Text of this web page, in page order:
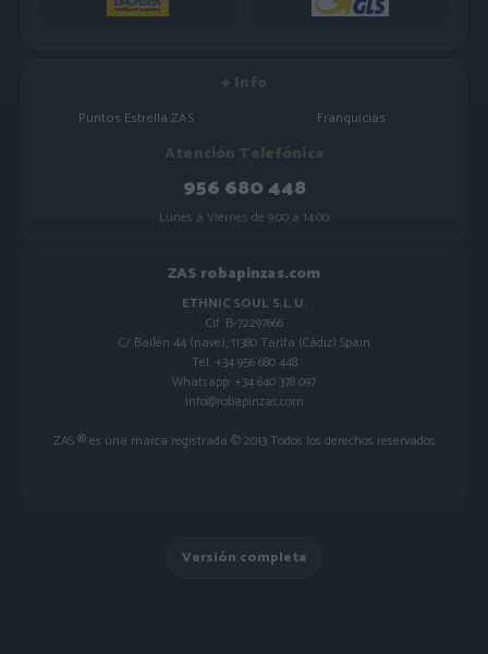
+ Info
Puntos Estrella ZAS Franquicias
Atención Telefónica
956 680 448
Lunes a Viernes de 9:00 a 14:00
ZAS robapinzas.com
ETHNIC SOUL S.L.U.
Cif. B-72297666
C/ Bailén 44 (nave), 11380 Tarifa (Cádiz) Spain
Tel. +34 956 680 448
Whatsapp: +34 640 378 097
info@robapinzas.com
ZAS ® es una marca registrada © 2013 Todos los derechos reservados
Versión completa